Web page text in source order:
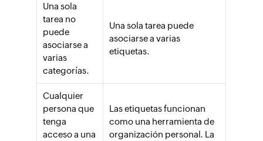
Una sola
tarea no
puede
asociarse a
varias
categorías.
Una sola tarea puede
asociarse a varias
etiquetas.
Cualquier
persona que
tenga
acceso a una
Las etiquetas funcionan
como una herramienta de
organización personal. La